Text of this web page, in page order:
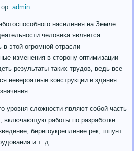
admin
населения на Земле
человека является
этой огромной отрасли
изменения в сторону оптимизации
результаты таких трудов, ведь все
невероятные конструкции и здания
уровня сложности являют собой часть
включающую работы по разработке
берегоукрепление рек, шпунт
и т. д.